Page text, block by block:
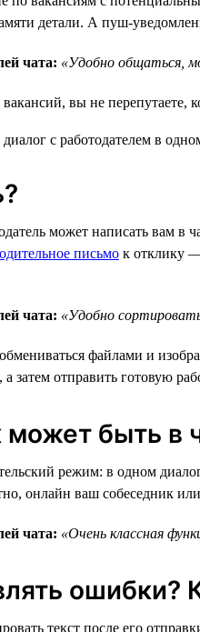
детали. А пуш-
чата: «Удобно общаться,
вы не перепутаете,
может написать вам
письмо к отклику —
чата: «Удобно
файлами и
затем отправить готовую
быть в
режим: в одном
онлайн ваш собеседник
чата: «Очень классная
ошибки?
текст после его